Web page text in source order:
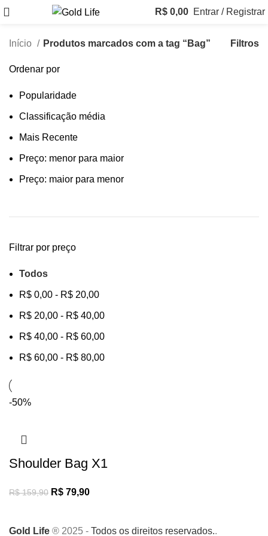
R$ 0,00 Entrar / Registrar
Início Produtos marcados com a tag “Bag” Filtros
Ordenar por
Popularidade
Classificação média
Mais Recente
Preço: menor para maior
Preço: maior para menor
Filtrar por preço
Todos
R$ 0,00 - R$ 20,00
R$ 20,00 - R$ 40,00
R$ 40,00 - R$ 60,00
R$ 60,00 - R$ 80,00
-50%
Shoulder Bag X1
R$159,90 R$ 79,90
Gold Life ® 2025 - Todos os direitos reservados..